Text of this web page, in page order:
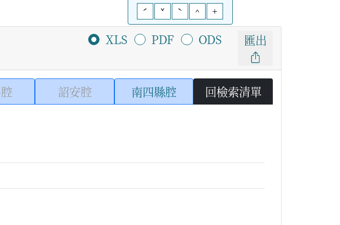
ˊ
ˇ ˋ ^ +
XLS PDF ODS 匯出
詔安腔 南四縣腔 回檢索清單